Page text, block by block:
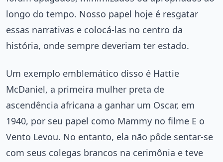
longo do tempo. Nosso papel hoje é resgatar
essas narrativas e colocá-las no centro da
história, onde sempre deveriam ter estado.
Um exemplo emblemático disso é Hattie
McDaniel, a primeira mulher preta de
ascendência africana a ganhar um Oscar, em
1940, por seu papel como Mammy no filme E o
Vento Levou. No entanto, ela não pôde sentar-se
com seus colegas brancos na cerimônia e teve